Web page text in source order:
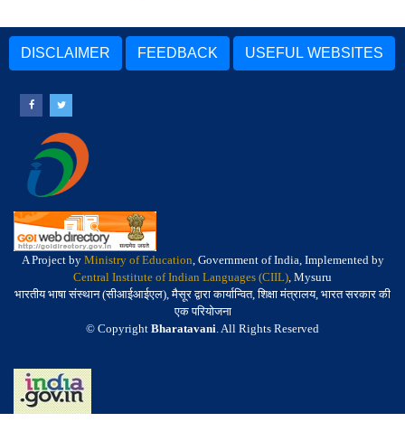
DISCLAIMER FEEDBACK USEFUL WEBSITES
A Project by Ministry of Education, Government of India, Implemented by
Central Institute of Indian Languages (CIIL), Mysuru
भारतीय भाषा संस्थान (सीआईआईएल), मैसूर द्वारा कार्यान्वित, शिक्षा मंत्रालय, भारत सरकार की
एक परियोजना
© Copyright Bharatavani. All Rights Reserved